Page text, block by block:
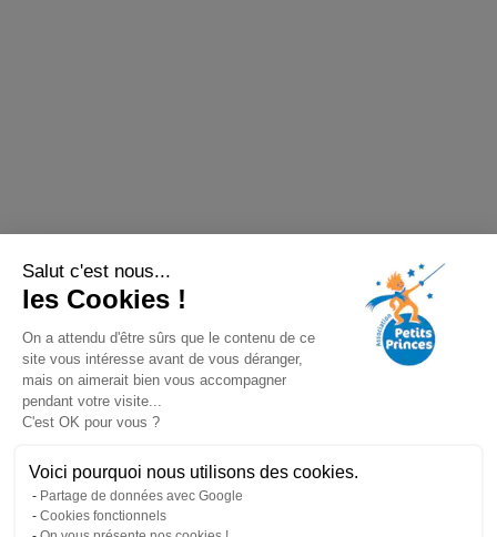
Salut c'est nous...
les Cookies !
On a attendu d'être sûrs que le contenu de ce
site vous intéresse avant de vous déranger,
mais on aimerait bien vous accompagner
pendant votre visite...
C'est OK pour vous ?
Voici pourquoi nous utilisons des cookies.
Partage de données avec Google
Cookies fonctionnels